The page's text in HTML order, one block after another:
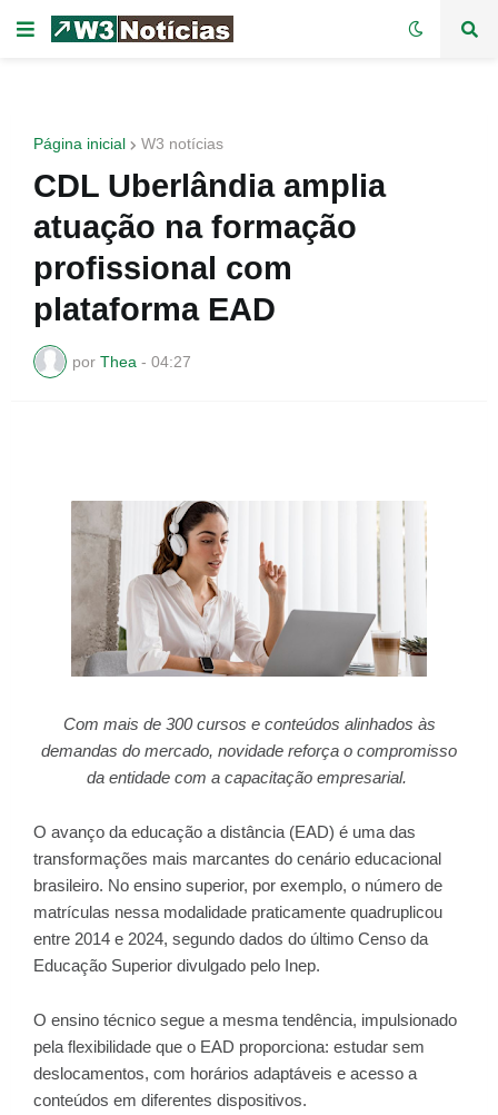
Página inicial W3 notícias
CDL Uberlândia amplia
atuação na formação
profissional com
plataforma EAD
por Thea - 04:27
Com mais de 300 cursos e conteúdos alinhados às
demandas do mercado, novidade reforça o compromisso
da entidade com a capacitação empresarial.
O avanço da educação a distância (EAD) é uma das
transformações mais marcantes do cenário educacional
brasileiro. No ensino superior, por exemplo, o número de
matrículas nessa modalidade praticamente quadruplicou
entre 2014 e 2024, segundo dados do último Censo da
Educação Superior divulgado pelo Inep.
O ensino técnico segue a mesma tendência, impulsionado
pela flexibilidade que o EAD proporciona: estudar sem
deslocamentos, com horários adaptáveis e acesso a
conteúdos em diferentes dispositivos.